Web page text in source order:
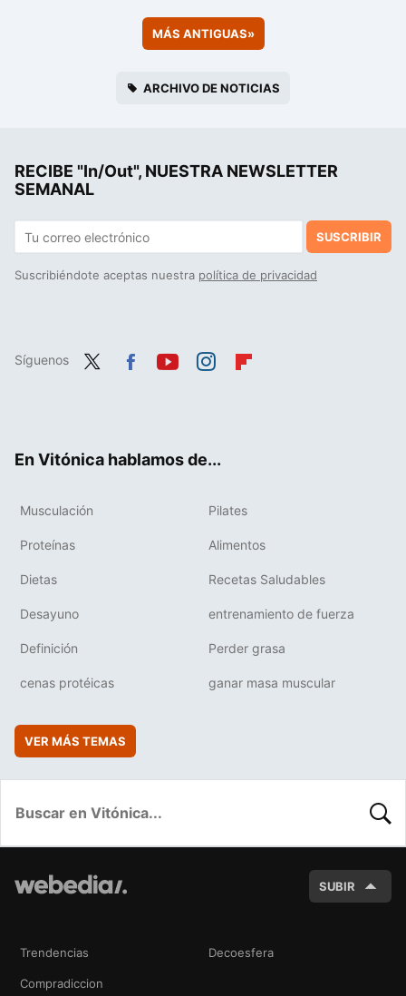
MÁS ANTIGUAS»
ARCHIVO DE NOTICIAS
RECIBE "In/Out", NUESTRA NEWSLETTER
SEMANAL
SUSCRIBIR
Suscribiéndote aceptas nuestra política de privacidad
Síguenos
En Vitónica hablamos de...
Musculación Pilates
Proteínas Alimentos
Dietas Recetas Saludables
Desayuno entrenamiento de fuerza
Definición Perder grasa
cenas protéicas ganar masa muscular
VER MÁS TEMAS
SUBIR
Trendencias Decoesfera
Compradiccion